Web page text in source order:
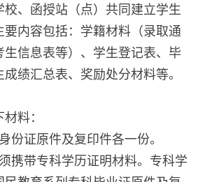
校、函授站（点）共同建立学生
要内容包括：学籍材料（录取通
生信息表等）、学生登记表、毕
绩汇总表、奖励处分材料等。
料：
份证原件及复印件各一份。
携带专科学历证明材料。专科学